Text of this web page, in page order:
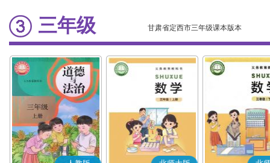
三年级 甘肃省定西市三年级课本版本